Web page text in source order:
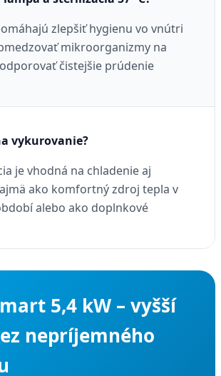
zlepšiť hygienu vo vnútri
mikroorganizmy na
čistejšie prúdenie
vykurovanie?
je vhodná na chladenie aj
ako komfortný zdroj tepla v
alebo ako doplnkové
5,4 kW – vyšší
nepríjemného